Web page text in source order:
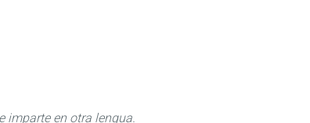
imparte en otra lengua.